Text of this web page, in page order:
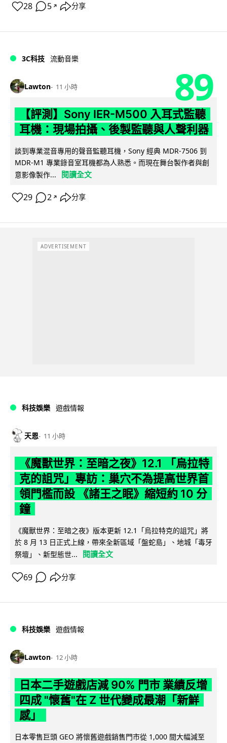
28 5 ↗ 分享
3C科技 流動音樂
Lawton 11 小時 89
【評測】Sony IER-M500 入耳式監聽
耳機：現場拍攝、後製監聽與人聲利器
談到專業混音專用的聲音監聽耳機，Sony 經典 MDR-7506 到
MDR-M1 專業錄音室耳機都為人熟悉。而現在舞台製作者與創
意影像製作...
閱讀全文
29 2 ↗ 分享
ADVERTISEMENT
科技娛樂 遊戲情報
天恩 11 小時
《魔獸世界：至暗之夜》12.1 「烏拉特
克的詛咒」專訪：巢穴不為提高世界首
領門檻而設 《諸王之眠》縮短約 10 分
鐘
《魔獸世界：至暗之夜》版本更新 12.1「烏拉特克的詛咒」將
於 8 月 13 日正式上線，帶來全新區域「盤蛇島」、地城「毒牙
祭壇」、新型態世...
閱讀全文
69 分享
科技娛樂 遊戲情報
Lawton 12 小時
日本二手遊戲店減 90% 門市 業績反增
四成 "懷舊"在 Z 世代變成最潮「新鮮
感」
日本零售巨頭 GEO 將懷舊遊戲銷售門市從 1,000 間大幅減至